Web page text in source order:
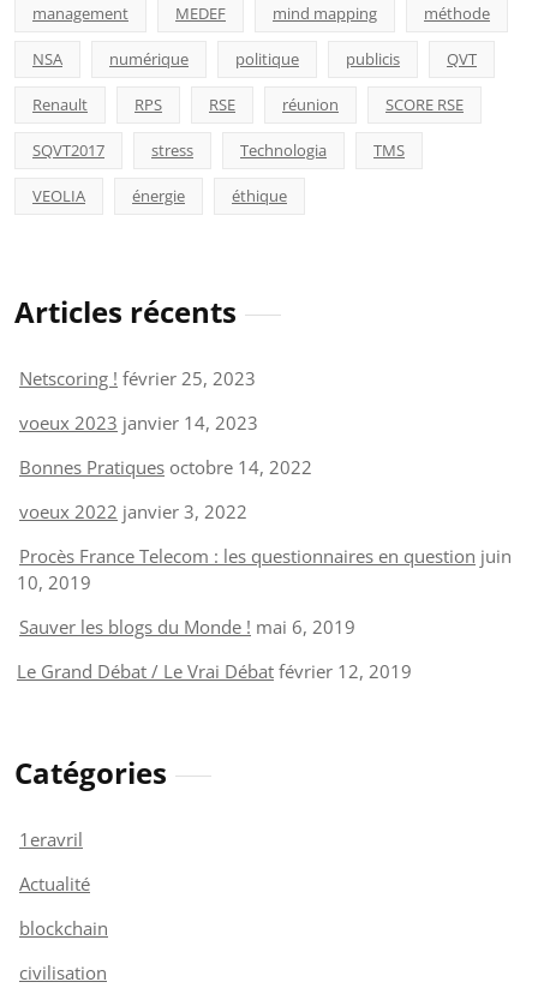
management MEDEF mind mapping méthode
NSA numérique politique publicis QVT
Renault RPS RSE réunion SCORE RSE
SQVT2017 stress Technologia TMS
VEOLIA énergie éthique
Articles récents
Netscoring ! février 25, 2023
voeux 2023 janvier 14, 2023
Bonnes Pratiques octobre 14, 2022
voeux 2022 janvier 3, 2022
Procès France Telecom : les questionnaires en question juin
10, 2019
Sauver les blogs du Monde ! mai 6, 2019
Le Grand Débat / Le Vrai Débat février 12, 2019
Catégories
1eravril
Actualité
blockchain
civilisation